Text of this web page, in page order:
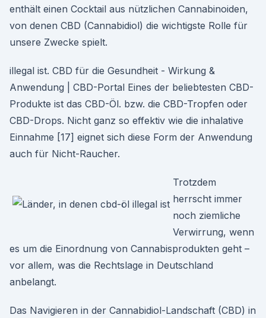
enthält einen Cocktail aus nützlichen Cannabinoiden,
von denen CBD (Cannabidiol) die wichtigste Rolle für
unsere Zwecke spielt.
illegal ist. CBD für die Gesundheit - Wirkung &
Anwendung | CBD-Portal Eines der beliebtesten CBD-
Produkte ist das CBD-Öl. bzw. die CBD-Tropfen oder
CBD-Drops. Nicht ganz so effektiv wie die inhalative
Einnahme [17] eignet sich diese Form der Anwendung
auch für Nicht-Raucher.
Trotzdem
herrscht immer
noch ziemliche
Verwirrung, wenn
es um die Einordnung von Cannabisprodukten geht –
vor allem, was die Rechtslage in Deutschland
anbelangt.
Das Navigieren in der Cannabidiol-Landschaft (CBD) in